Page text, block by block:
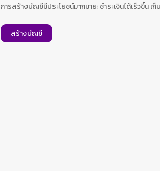
การสร้างบัญชีมีประโยชน์มากมาย: ชำระเงินได้เร็วขึ้น
สร้างบัญชี